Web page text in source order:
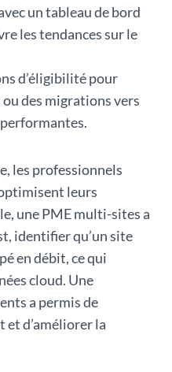
un tableau de bord
les tendances sur le
d’éligibilité pour
des migrations vers
les professionnels
leurs
une PME multi-sites a
identifier qu’un site
en débit, ce qui
cloud. Une
a permis de
d’améliorer la